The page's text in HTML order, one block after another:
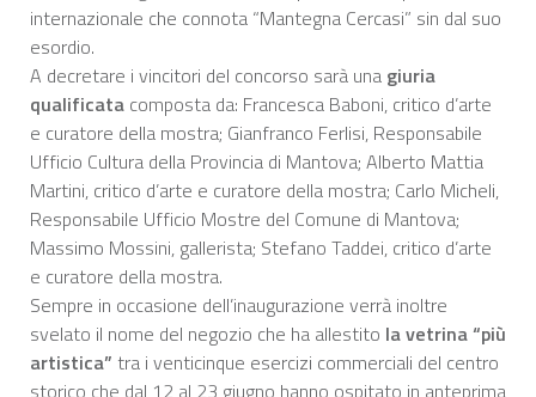
internazionale che connota “Mantegna Cercasi” sin dal suo
esordio.
A decretare i vincitori del concorso sarà una giuria
qualificata composta da: Francesca Baboni, critico d’arte
e curatore della mostra; Gianfranco Ferlisi, Responsabile
Ufficio Cultura della Provincia di Mantova; Alberto Mattia
Martini, critico d’arte e curatore della mostra; Carlo Micheli,
Responsabile Ufficio Mostre del Comune di Mantova;
Massimo Mossini, gallerista; Stefano Taddei, critico d’arte
e curatore della mostra.
Sempre in occasione dell’inaugurazione verrà inoltre
svelato il nome del negozio che ha allestito la vetrina “più
artistica” tra i venticinque esercizi commerciali del centro
storico che dal 12 al 23 giugno hanno ospitato in anteprima